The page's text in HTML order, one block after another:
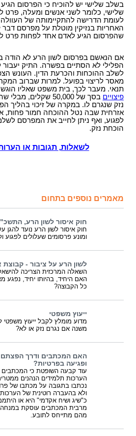
בשלב שלישי יש להוכיח כי הפרסום הגיע
שלישי, כלומר לשני אנשים ומעלה, פרט
לעומת הדרישה להתקיימותה של
האחריות בנזיקין מוטלת על מפרסם דבר
שהפרסום הגיע לאדם אחד לפחות פרט
אם הנאשם בפרסום לשון הרע לא הודה
הפלילי לא הסתיים בפשרה. התיק יעבור
לשלב ההוכחות והכרעת הדין. העונש
מאסר לריצוי בפועל. למרות שברוב
תנאי. מעבר לכך, בית משפט שאליו
פיצויים
בסך של 50,000 שקלים,
נזק שנגרם לו. במקרה של זיכוי בהליך
אזרחית שבה נטל ההוכחה חמור פחות,
לפגוע, ואף ניתן לחייב את המפרסם
הוכחת נזק.
לשאלות, תגובות או
מאמרים נוספים בתחום
חוק איסור לשון הרע, התשכ"ה -
חוק איסור לשון הרע נועד להגן
ומונע פרסומים שעלולים לפגוע
לשון הרע על ציבור - קבוצת
השאלה המרכזית הצריכה
האם היחיד, בהיותו יחיד, נפגע
כל הקבוצה?
ייעוץ משפטי
מדוע מומלץ לקבל ייעוץ
משנה אם נגרם נזק או לא?
האם המכתבים ודרך הפצתם
ופגיעה בפרטיות?
עוד קבעה השופטת כי המכתבים
הערכות תלמידים הנהנים
נכתבו בתגובה על מכתבו של
ולא בהעברה רוטינית של
כ"שיג ושיח אקדמי" היא או
מרבית המכתבים עוסקת במנחה
מהם מתייחס לתובע.